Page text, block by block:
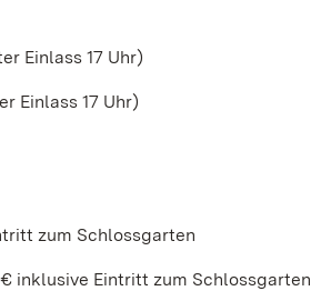
Einlass 17 Uhr)
Einlass 17 Uhr)
zum Schlossgarten
inklusive Eintritt zum Schlossgarten